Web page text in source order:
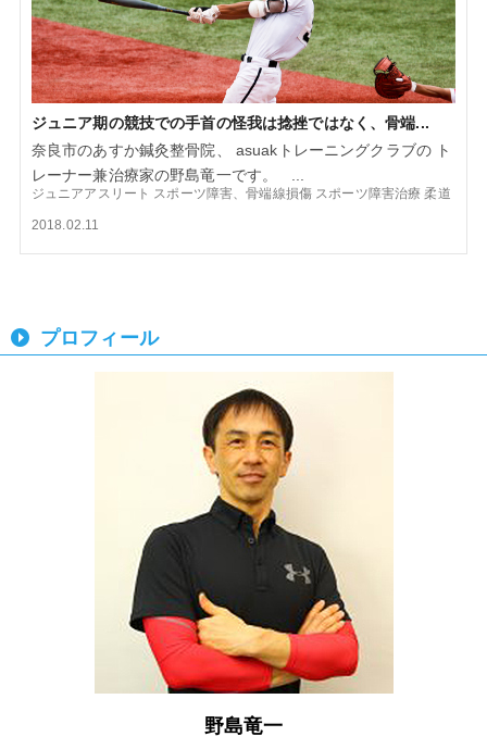
ジュニア期の競技での手首の怪我は捻挫ではなく、骨端...
奈良市のあすか鍼灸整骨院、 asuakトレーニングクラブの ト
レーナー兼治療家の野島竜一です。 ...
ジュニアアスリート スポーツ障害、骨端線損傷 スポーツ障害治療 柔道
2018.02.11
プロフィール
野島竜一